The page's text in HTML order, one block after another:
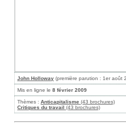
John Holloway (première parution : 1er août
Mis en ligne le 8 février 2009
Thèmes : Anticapitalisme (43 brochures)
Critiques du travail (43 brochures)